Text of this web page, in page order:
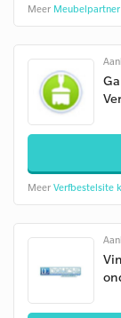
Meer
Meer Verfbestelsite